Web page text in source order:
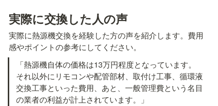
実際に交換した人の声
実際に熱源機交換を経験した方の声を紹介します。費用
感やポイントの参考にしてください。
「熱源機自体の価格は13万円程度となっています。
それ以外にリモコンや配管部材、取付け工事、循環液
交換工事といった費用、あと、一般管理費という名目
の業者の利益が計上されています。」